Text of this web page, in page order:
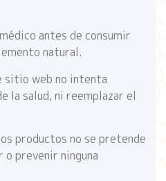
antes de consumir
natural.
sitio web no intenta
la salud, ni reemplazar el
productos no se pretende
prevenir ninguna